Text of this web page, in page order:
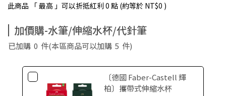
此商品 「 最高 」可以折抵紅利 0 點 (約等於 NT$0 )
加價購-水筆/伸縮水杯/代針筆
已加購 0 件(本區商品可以加購 5 件)
〔德國 Faber-Castell 輝
柏〕攜帶式伸縮水杯